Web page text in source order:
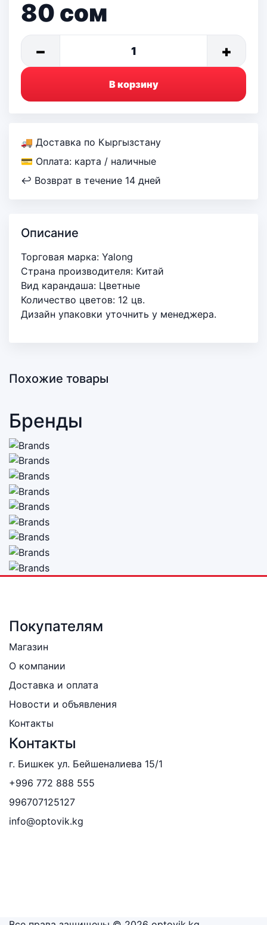
80 сом
− 1 +
В корзину
🚚 Доставка по Кыргызстану
💳 Оплата: карта / наличные
↩ Возврат в течение 14 дней
Описание
Торговая марка: Yalong
Страна производителя: Китай
Вид карандаша: Цветные
Количество цветов: 12 цв.
Дизайн упаковки уточнить у менеджера.
Похожие товары
Бренды
Покупателям
Магазин
О компании
Доставка и оплата
Новости и объявления
Контакты
Контакты
г. Бишкек ул. Бейшеналиева 15/1
+996 772 888 555
996707125127
info@optovik.kg